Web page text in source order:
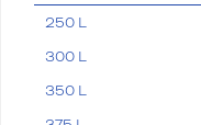
250 L
300 L
350 L